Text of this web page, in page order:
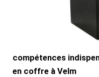
compétences
en coffre à Velm